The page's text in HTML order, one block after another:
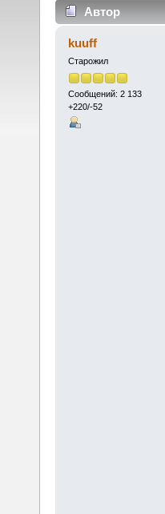
Автор
kuuff
Старожил
Сообщений: 2 133
+220/-52